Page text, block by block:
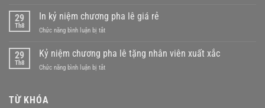
tặng
pha
lê
quà
sự
29
Th8
In kỷ niệm chương pha lê giá rẻ
Chức năng bình luận bị tắtở
kỷ
chương
29
Th8
Kỷ niệm chương pha lê tặng nhân viên xuất xắc
Chức năng bình luận bị tắtở
TỪ KHÓA